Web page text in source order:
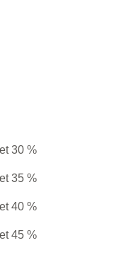
30 %
35 %
40 %
45 %